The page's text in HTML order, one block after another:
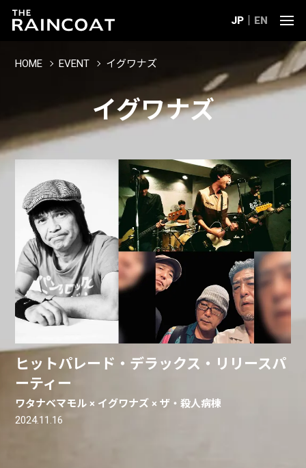
JP EN
HOME EVENT イグワナズ
イグワナズ
ヒットパレード・デラックス・リリースパ
ーティー
ワタナベマモル × イグワナズ × ザ・殺人病棟
2024.11.16